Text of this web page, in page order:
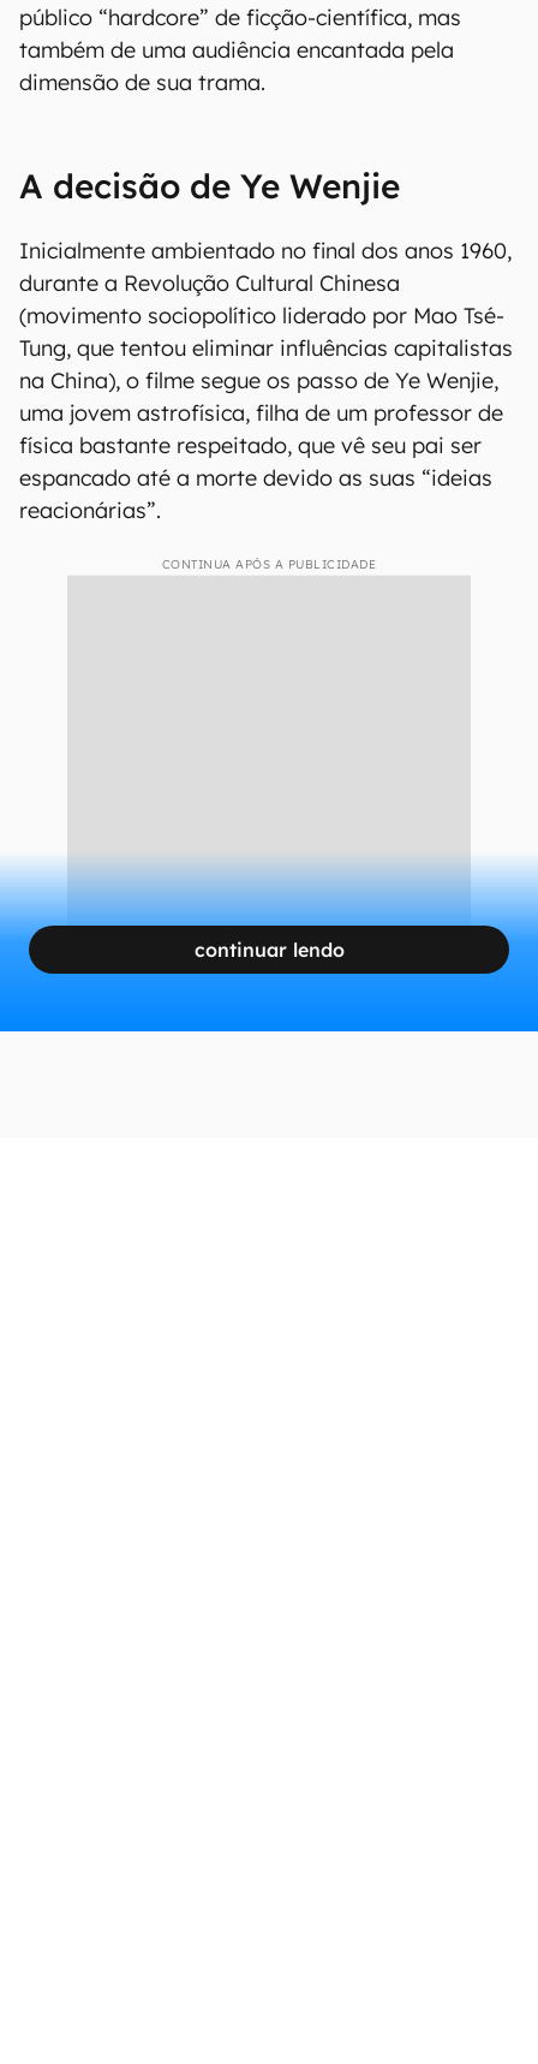
público “hardcore” de ficção-científica, mas
também de uma audiência encantada pela
dimensão de sua trama.
A decisão de Ye Wenjie
Inicialmente ambientado no final dos anos 1960,
durante a Revolução Cultural Chinesa
(movimento sociopolítico liderado por Mao Tsé-
Tung, que tentou eliminar influências capitalistas
na China), o filme segue os passo de Ye Wenjie,
uma jovem astrofísica, filha de um professor de
física bastante respeitado, que vê seu pai ser
espancado até a morte devido as suas “ideias
reacionárias”.
CONTINUA APÓS A PUBLICIDADE
continuar lendo